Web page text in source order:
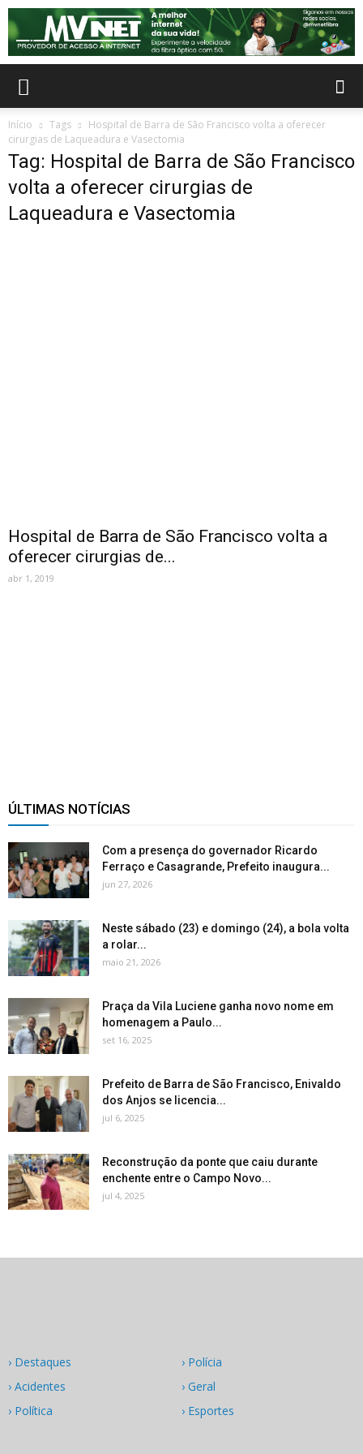
Início Tags
Hospital de Barra de São Francisco volta a oferecer
cirurgias de Laqueadura e Vasectomia
Tag: Hospital de Barra de São Francisco
volta a oferecer cirurgias de
Laqueadura e Vasectomia
Hospital de Barra de São Francisco volta a
oferecer cirurgias de...
abr 1, 2019
ÚLTIMAS NOTÍCIAS
Com a presença do governador Ricardo
Ferraço e Casagrande, Prefeito inaugura...
jun 27, 2026
Neste sábado (23) e domingo (24), a bola volta
a rolar...
maio 21, 2026
Praça da Vila Luciene ganha novo nome em
homenagem a Paulo...
set 16, 2025
Prefeito de Barra de São Francisco, Enivaldo
dos Anjos se licencia...
jul 6, 2025
Reconstrução da ponte que caiu durante
enchente entre o Campo Novo...
jul 4, 2025
› Destaques
› Acidentes
› Política
› Polícia
› Geral
› Esportes